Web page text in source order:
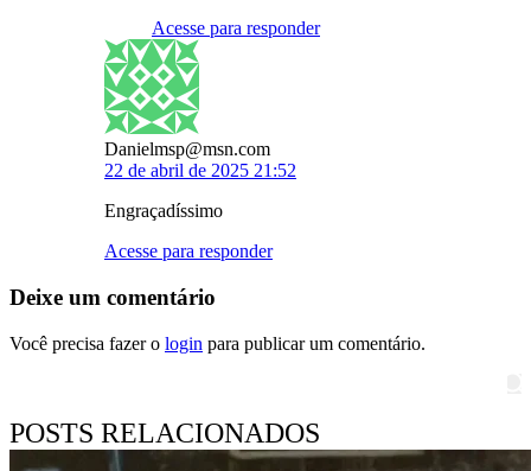
Acesse para responder
Danielmsp@msn.com
22 de abril de 2025 21:52
Engraçadíssimo
Acesse para responder
Deixe um comentário
Você precisa fazer o login para publicar um comentário.
POSTS RELACIONADOS